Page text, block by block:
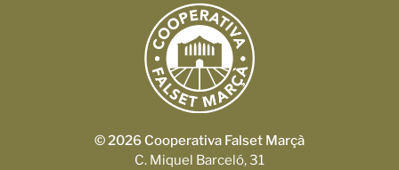
© 2026 Cooperativa Falset Marçà
C. Miquel Barceló, 31